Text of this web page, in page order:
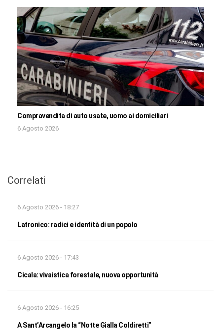
Compravendita di auto usate, uomo ai domiciliari
6 Agosto 2026
Correlati
6 Agosto 2026 - 18:27
Latronico: radici e identità di un popolo
6 Agosto 2026 - 17:43
Cicala: vivaistica forestale, nuova opportunità
6 Agosto 2026 - 16:25
A Sant’Arcangelo la “Notte Gialla Coldiretti”